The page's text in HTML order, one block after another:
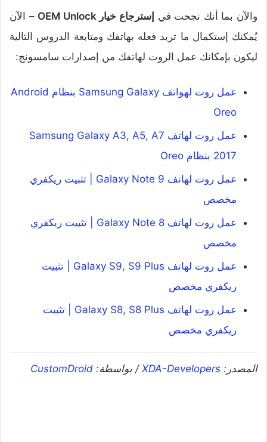
والآن بما أنك نجحت في إسترجاع خيار OEM Unlock
– الآن
يُمكنك إستكمال ما تريد فعله بهاتفك ومتابعة الدروس التالية
ليكون بإمكانك عمل الروت لهاتفك من إصدارات سامسونج:
عمل روت لهواتف Samsung Galaxy بنظام Android
Oreo
عمل روت لهاتف Samsung Galaxy A3, A5, A7
2017 بنظام Oreo
عمل روت لهاتف Galaxy Note 9 | تثبيت ريكفري
مخصص
عمل روت لهاتف Galaxy Note 8 | تثبيت ريكفري
مخصص
عمل روت لهاتف Galaxy S9, S9 Plus | تثبيت
ريكفري مخصص
عمل روت لهاتف Galaxy S8, S8 Plus | تثبيت
ريكفري مخصص
المصدر: XDA-Developers / بواسطة: CustomDroid